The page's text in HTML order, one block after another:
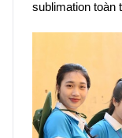
sublimation toàn